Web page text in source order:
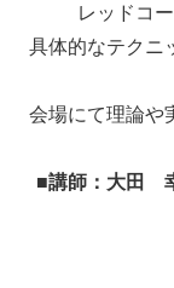
レッドコ
具体的なテクニ
会場にて理論や
■講師：大田